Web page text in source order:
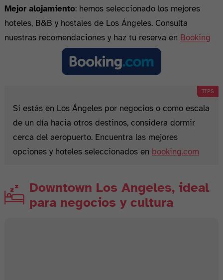
Mejor alojamiento: hemos seleccionado los mejores
hoteles, B&B y hostales de Los Ángeles. Consulta
nuestras recomendaciones y haz tu reserva en Booking
Si estás en Los Ángeles por negocios o como escala
de un día hacia otros destinos, considera dormir
cerca del aeropuerto. Encuentra las mejores
opciones y hoteles seleccionados en booking.com
Downtown Los Angeles, ideal
para negocios y cultura